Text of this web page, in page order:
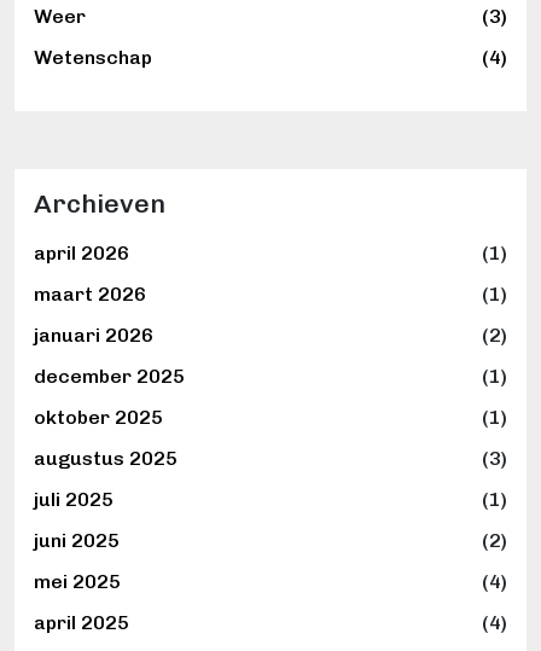
Weer
(3)
Wetenschap
(4)
Archieven
april 2026
(1)
maart 2026
(1)
januari 2026
(2)
december 2025
(1)
oktober 2025
(1)
augustus 2025
(3)
juli 2025
(1)
juni 2025
(2)
mei 2025
(4)
april 2025
(4)